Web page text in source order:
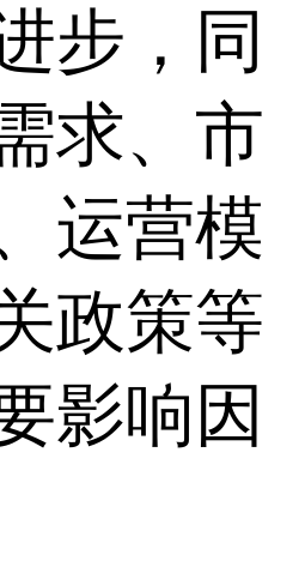
步，同
求、市
运营模
政策等
影响因